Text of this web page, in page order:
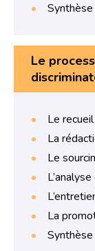
Le
Le
La
Le
La